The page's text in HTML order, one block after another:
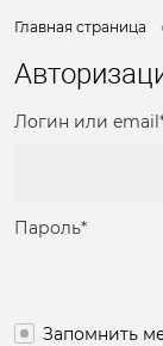
Главная страница
Логин или
Пароль*
Запомнить